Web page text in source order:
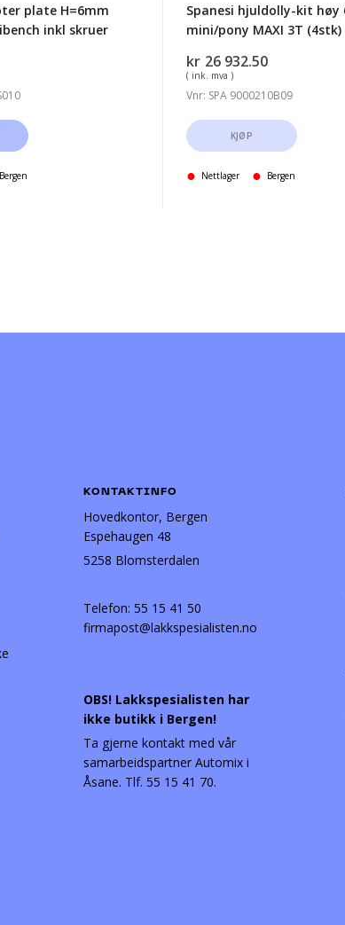
plate H=6mm
inkl skruer
Bergen
Spanesi hjuldolly-kit høy
mini/pony MAXI 3T (4stk)
kr 26 932.50
( ink. mva )
Vnr: SPA 9000210B09
KJØP
Nettlager Bergen
KONTAKTINFO
Hovedkontor, Bergen
Espehaugen 48
5258 Blomsterdalen
Telefon: 55 15 41 50
firmapost@lakkspesialisten.no
OBS! Lakkspesialisten har
ikke butikk i Bergen!
Ta gjerne kontakt med vår
samarbeidspartner Automix i
Åsane. Tlf. 55 15 41 70.